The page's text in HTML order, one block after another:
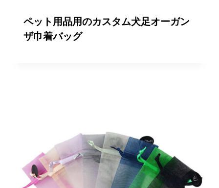
ペット用品用のカスタム犬足オーガン
ザ巾着バッグ